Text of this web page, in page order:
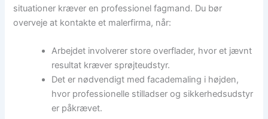
situationer kræver en professionel fagmand. Du bør
overveje at kontakte et malerfirma, når:
Arbejdet involverer store overflader, hvor et jævnt
resultat kræver sprøjteudstyr.
Det er nødvendigt med facademaling i højden,
hvor professionelle stilladser og sikkerhedsudstyr
er påkrævet.